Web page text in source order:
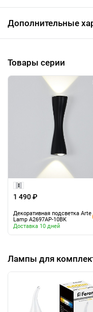
Дополнительные
Товары серии
1 490 ₽
Декоративная подсветка Arte
Lamp A2697AP-10BK
Доставка 10 дней
Лампы для